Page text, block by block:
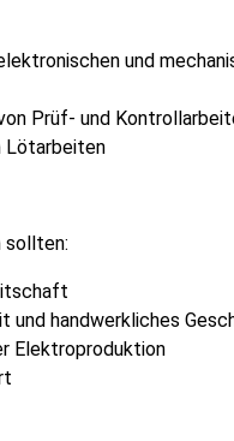
und
Prüf- und
Lötarbeiten
sollten:
und handwerkliches
Elektroproduktion